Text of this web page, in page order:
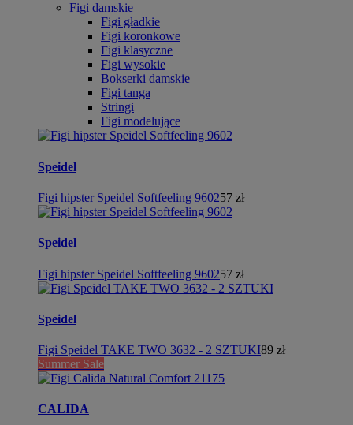
Figi damskie
Figi gładkie
Figi koronkowe
Figi klasyczne
Figi wysokie
Bokserki damskie
Figi tanga
Stringi
Figi modelujące
Speidel
Figi hipster Speidel Softfeeling 960257 zł
Speidel
Figi hipster Speidel Softfeeling 960257 zł
Speidel
Figi Speidel TAKE TWO 3632 - 2 SZTUKI89 zł
Summer Sale
CALIDA